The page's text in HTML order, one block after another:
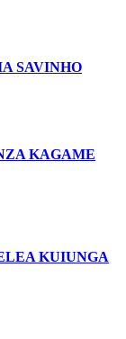
SAVINHO
KAGAME
KUIUNGA